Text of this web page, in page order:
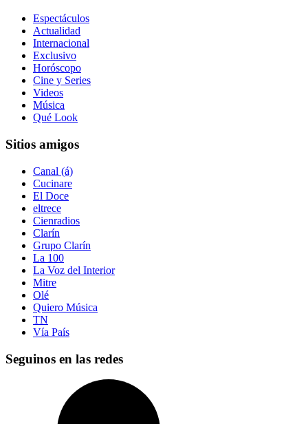
Espectáculos
Actualidad
Internacional
Exclusivo
Horóscopo
Cine y Series
Videos
Música
Qué Look
Sitios amigos
Canal (á)
Cucinare
El Doce
eltrece
Cienradios
Clarín
Grupo Clarín
La 100
La Voz del Interior
Mitre
Olé
Quiero Música
TN
Vía País
Seguinos en las redes